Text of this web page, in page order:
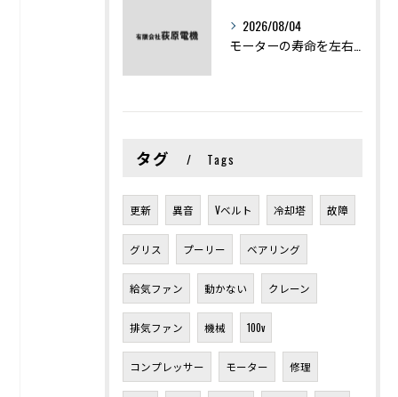
2026/08/04
タグ Tags
更新 異音 Vベルト 冷却塔 故障
グリス プーリー ベアリング
給気ファン 動かない クレーン
排気ファン 機械 100v
コンプレッサー モーター 修理